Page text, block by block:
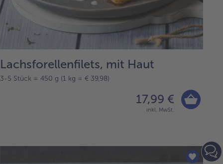
Lachsforellenfilets, mit Haut
3-5 Stück = 450 g (1 kg = € 39,98)
17,99 €
inkl. MwSt.